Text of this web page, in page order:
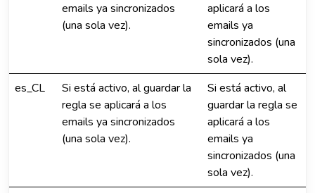
emails ya sincronizados
(una sola vez).
aplicará a los
emails ya
sincronizados (una
sola vez).
es_CL
Si está activo, al guardar la
regla se aplicará a los
emails ya sincronizados
(una sola vez).
Si está activo, al
guardar la regla se
aplicará a los
emails ya
sincronizados (una
sola vez).